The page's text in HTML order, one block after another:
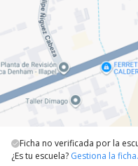
Ficha no verificada por la
¿Es tu escuela? Gestiona la ficha.